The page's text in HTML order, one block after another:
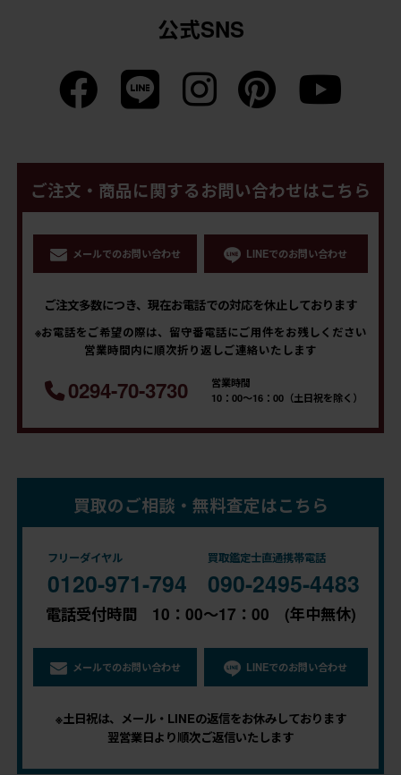
公式SNS
ご注文・商品に関するお問い合わせはこちら
メールでのお問い合わせ LINEでのお問い合わせ
ご注文多数につき、現在お電話での対応を休止しております
※お電話をご希望の際は、留守番電話にご用件をお残しください
営業時間内に順次折り返しご連絡いたします
0294-70-3730
営業時間
10：00～16：00（土日祝を除く）
買取のご相談・無料査定はこちら
フリーダイヤル
0120-971-794
買取鑑定士直通携帯電話
090-2495-4483
電話受付時間 10：00～17：00 (年中無休)
メールでのお問い合わせ LINEでのお問い合わせ
※土日祝は、メール・LINEの返信をお休みしております
翌営業日より順次ご返信いたします